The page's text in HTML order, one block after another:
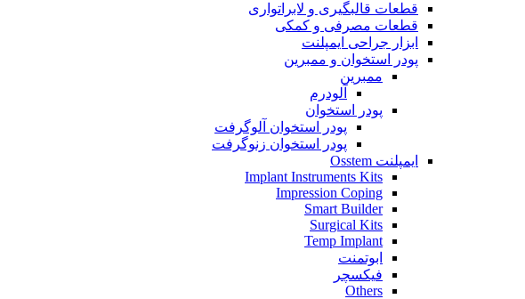
قطعات قالبگیری و لابراتواری
قطعات مصرفی و کمکی
ابزار جراحی ایمپلنت
پودر استخوان و ممبرین
ممبرین
آلودرم
پودر استخوان
پودر استخوان آلوگرفت
پودر استخوان زنوگرفت
ایمپلنت Osstem
Implant Instruments Kits
Impression Coping
Smart Builder
Surgical Kits
Temp Implant
ابوتمنت
فیکسچر
Others